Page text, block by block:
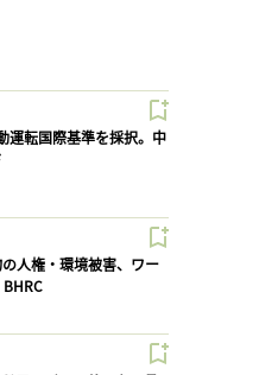
運転国際基準を採択。中
人権・環境被害、ワー